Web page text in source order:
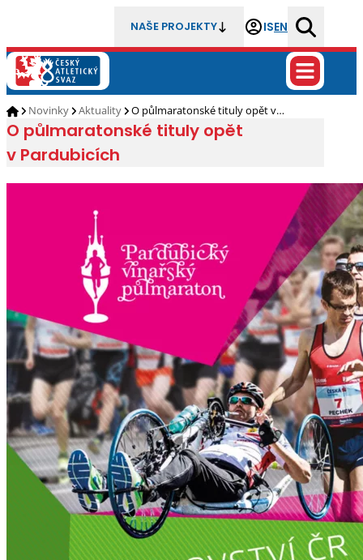
NAŠE PROJEKTY ISEN
Novinky Aktuality O půlmaratonské tituly opět v…
O půlmaratonské tituly opět
v Pardubicích